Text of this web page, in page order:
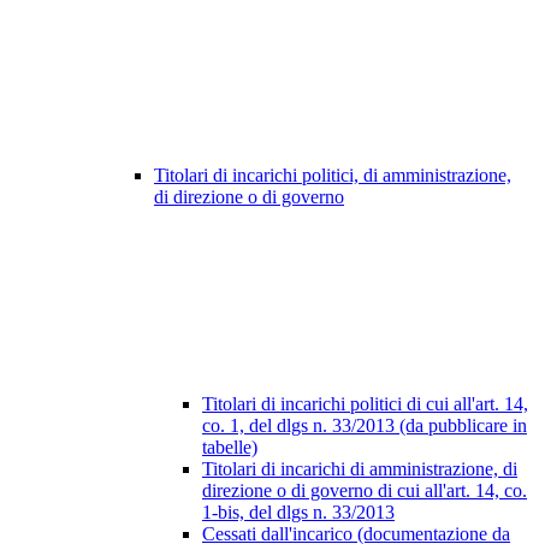
Titolari di incarichi politici, di amministrazione,
di direzione o di governo
Titolari di incarichi politici di cui all'art. 14,
co. 1, del dlgs n. 33/2013 (da pubblicare in
tabelle)
Titolari di incarichi di amministrazione, di
direzione o di governo di cui all'art. 14, co.
1-bis, del dlgs n. 33/2013
Cessati dall'incarico (documentazione da